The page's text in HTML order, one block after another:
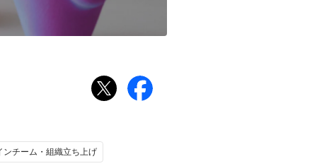
ンチーム・組織立ち上げ